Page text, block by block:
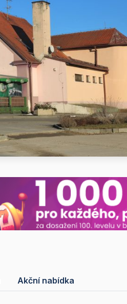
Akční nabídka